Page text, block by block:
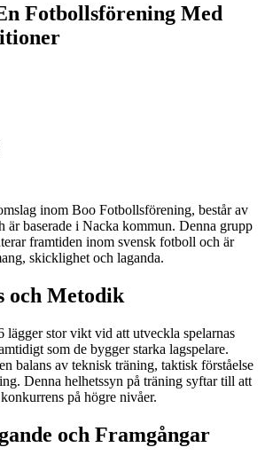
Fotbollsförening Med
inom Boo Fotbollsförening, består av
är baserade i Nacka kommun. Denna grupp
framtiden inom svensk fotboll och är
skicklighet och laganda.
och Metodik
lägger stor vikt vid att utveckla spelarnas
som de bygger starka lagspelare.
balans av teknisk träning, taktisk förståelse
Denna helhetssyn på träning syftar till att
på högre nivåer.
och Framgångar